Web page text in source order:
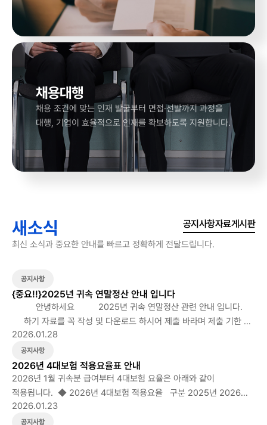
채용대행
채용 조건에 맞는 인재 발굴부터 면접·선발까지 과정을
대행, 기업이 효율적으로 인재를 확보하도록 지원합니다.
새소식
최신 소식과 중요한 안내를 빠르고 정확하게 전달드립니다.
공지사항자료게시판
공지사항
{중요!!}2025년 귀속 연말정산 안내 입니다
안녕하세요 2025년 귀속 연말정산 관련 안내 입니다.
하기 자료를 꼭 작성 및 다운로드 하시어 제출 바라며 제출 기한 꼭
지켜 주시길 바랍니다. 1. 근로자 확인 사항 작성(첨부된 자료
다운로드 한 후 꼭 체크), 주민등록 등본, 가족관계증명서 제출
- 필수제출서류 - 근로자 확인사항 작성 시 부양가족의
소득요건은 회계(인사)팀에서 파악할 수 없으니 반 드시 근로자 본인이
부양가족의 소득금액이 100만원 이하(근로소득만 있는 자는 총급여
액 500만원이하)인지 여부를 확인하셔야 합니다. -
가족관계증명서는 배우자와 본인을 기준으로 3대만 표시되므로
2026.01.28
공지사항
2026년 4대보험 적용요율표 안내
2026년 1월 귀속분 급여부터 4대보험 요율은 아래와 같이
적용됩니다. ◆ 2026년 4대보험 적용요율 구분 2025년 2026년
국민연금 (인상) 9% (근로자, 사업주 각각 4.5% 부담) 9.5% (근로자,
사업주 각각 4.75% 부담) 건강보험 (인상) 7.09% (근로자, 사업주
2026.01.23
공지사항